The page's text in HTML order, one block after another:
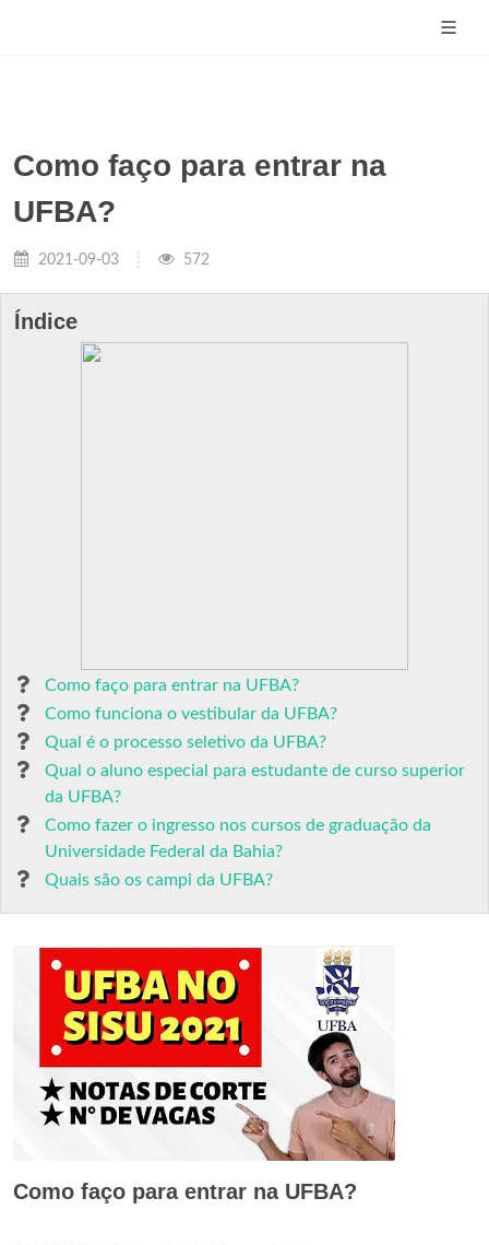
Como faço para entrar na
UFBA?
2021-09-03 572
Índice
Como faço para entrar na UFBA?
Como funciona o vestibular da UFBA?
Qual é o processo seletivo da UFBA?
Qual o aluno especial para estudante de curso superior
da UFBA?
Como fazer o ingresso nos cursos de graduação da
Universidade Federal da Bahia?
Quais são os campi da UFBA?
Como faço para entrar na UFBA?